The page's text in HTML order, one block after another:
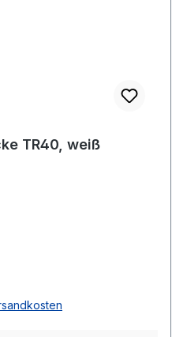
TR40, weiß